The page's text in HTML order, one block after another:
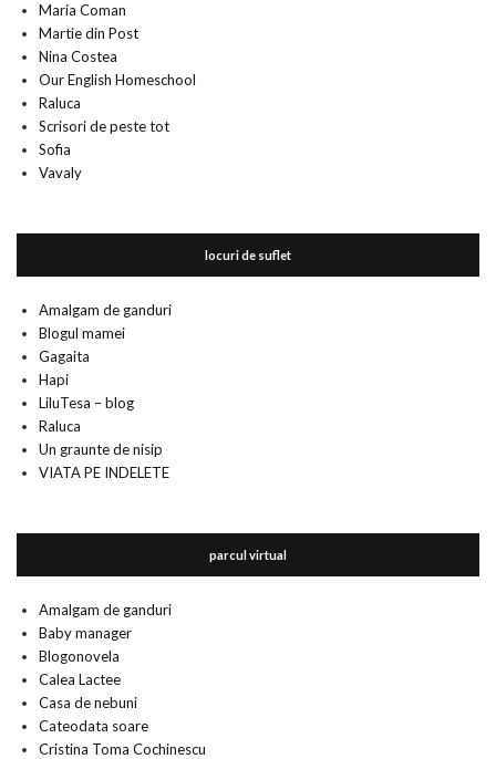
Maria Coman
Martie din Post
Nina Costea
Our English Homeschool
Raluca
Scrisori de peste tot
Sofia
Vavaly
locuri de suflet
Amalgam de ganduri
Blogul mamei
Gagaita
Hapi
LiluTesa – blog
Raluca
Un graunte de nisip
VIATA PE INDELETE
parcul virtual
Amalgam de ganduri
Baby manager
Blogonovela
Calea Lactee
Casa de nebuni
Cateodata soare
Cristina Toma Cochinescu